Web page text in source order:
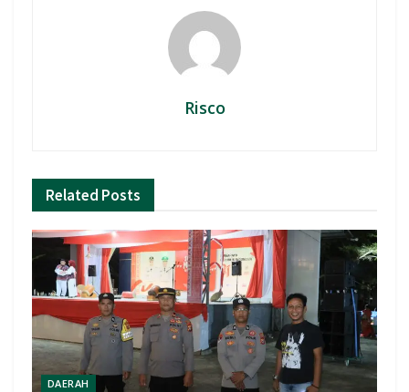
Risco
Related Posts
DAERAH